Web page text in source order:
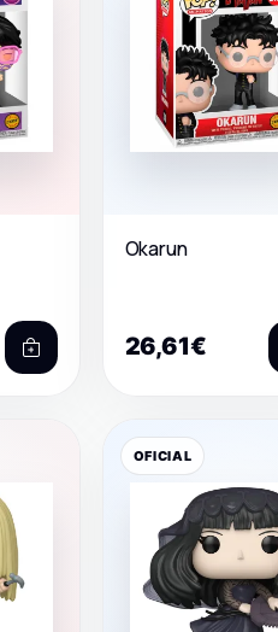
Okarun
26,61€
OFICIAL